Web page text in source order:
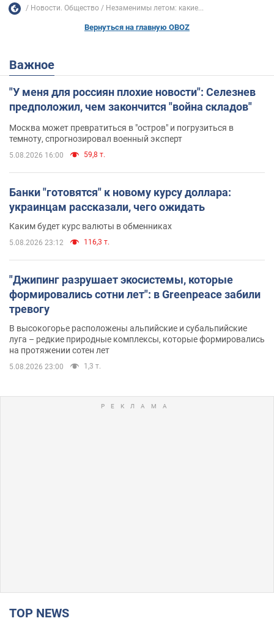
Новости. Общество Незаменимы летом: какие...
Вернуться на главную OBOZ
Важное
"У меня для россиян плохие новости": Селезнев
предположил, чем закончится "война складов"
Москва может превратиться в "остров" и погрузиться в
темноту, спрогнозировал военный эксперт
5.08.2026 16:00 59,8 т.
Банки "готовятся" к новому курсу доллара:
украинцам рассказали, чего ожидать
Каким будет курс валюты в обменниках
5.08.2026 23:12 116,3 т.
"Джипинг разрушает экосистемы, которые
формировались сотни лет": в Greenpeace забили
тревогу
В высокогорье расположены альпийские и субальпийские
луга – редкие природные комплексы, которые формировались
на протяжении сотен лет
5.08.2026 23:00 1,3 т.
TOP NEWS